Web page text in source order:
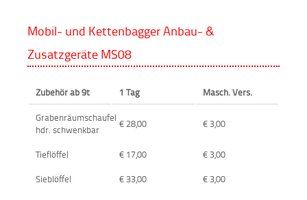
Mobil- und Kettenbagger Anbau- &
Zusatzgeräte MS08
Zubehör ab 9t 1 Tag Masch. Vers.
Grabenräumschaufel
hdr. schwenkbar
€ 28,00 € 3,00
Tieflöffel € 17,00
€ 3,00
Sieblöffel
€ 33,00
€ 3,00